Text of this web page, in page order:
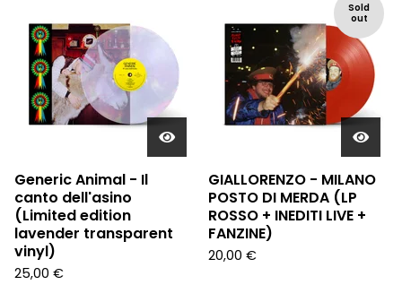
Generic Animal - Il
canto dell'asino
(Limited edition
lavender transparent
vinyl)
25,00 €
Sold
out
GIALLORENZO - MILANO
POSTO DI MERDA (LP
ROSSO + INEDITI LIVE +
FANZINE)
20,00 €